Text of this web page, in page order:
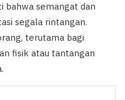
bahwa semangat dan
segala rintangan.
terutama bagi
fisik atau tantangan